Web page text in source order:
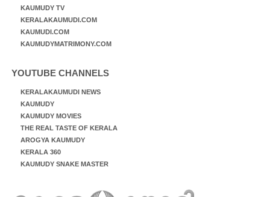
KAUMUDY TV
KERALAKAUMUDI.COM
KAUMUDI.COM
KAUMUDYMATRIMONY.COM
YOUTUBE CHANNELS
KERALAKAUMUDI NEWS
KAUMUDY
KAUMUDY MOVIES
THE REAL TASTE OF KERALA
AROGYA KAUMUDY
KERALA 360
KAUMUDY SNAKE MASTER